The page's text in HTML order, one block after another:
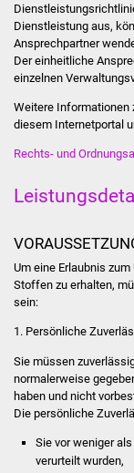
Dienstleistung aus,
Ansprechpartner
Der einheitliche
einzelnen
Weitere Informationen
diesem Internetportal
Rechts- und
Um eine Erlaubnis
Stoffen zu erhalten,
sein:
1. Persönliche
Sie müssen
normalerweise
haben und nicht
Die persönliche
Sie vor weniger
verurteilt wurden,